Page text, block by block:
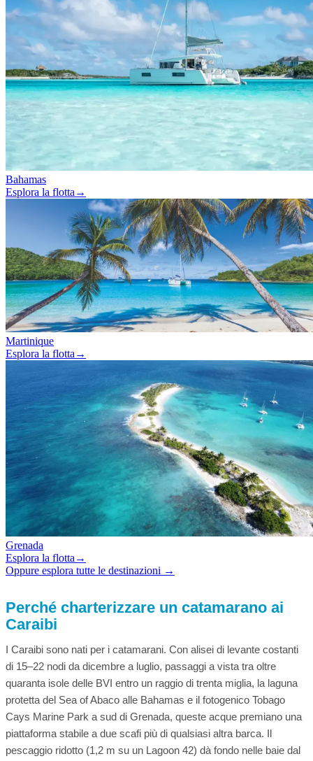
Bahamas
Esplora la flotta →
Martinique
Esplora la flotta →
Grenada
Esplora la flotta →
Oppure esplora tutte le destinazioni →
Perché charterizzare un catamarano ai
Caraibi
I Caraibi sono nati per i catamarani. Con alisei di levante costanti
di 15–22 nodi da dicembre a luglio, passaggi a vista tra oltre
quaranta isole delle BVI entro un raggio di trenta miglia, la laguna
protetta del Sea of Abaco alle Bahamas e il fotogenico Tobago
Cays Marine Park a sud di Grenada, queste acque premiano una
piattaforma stabile a due scafi più di qualsiasi altra barca. Il
pescaggio ridotto (1,2 m su un Lagoon 42) dà fondo nelle baie dal